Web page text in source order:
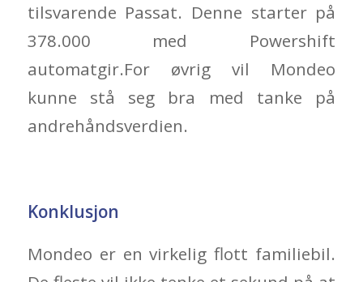
tilsvarende Passat. Denne starter på
378.000 med Powershift
automatgir.For øvrig vil Mondeo
kunne stå seg bra med tanke på
andrehåndsverdien.
Konklusjon
Mondeo er en virkelig flott familiebil.